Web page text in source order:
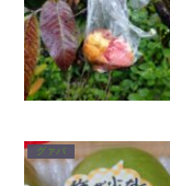
グァバ